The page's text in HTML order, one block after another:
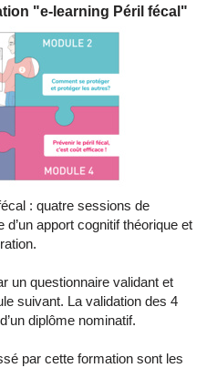
"e-learning Péril fécal"
: quatre sessions de
apport cognitif théorique et
un questionnaire validant et
suivant. La validation des 4
diplôme nominatif.
par cette formation sont les